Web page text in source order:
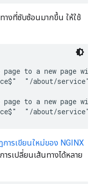
างที่ซับซ้อนมากขึ้น ให้ใช้
to a new page
"/about/service"
to a new page
"/about/service"
การเขียนใหม่ของ NGINX
รเปลี่ยนเส้นทางได้หลาย